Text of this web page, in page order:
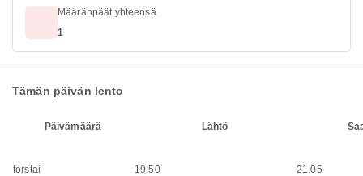
Määränpäät yhteensä
1
Tämän päivän lento
Päivämäärä Lähtö
torstai
19.50
21.05